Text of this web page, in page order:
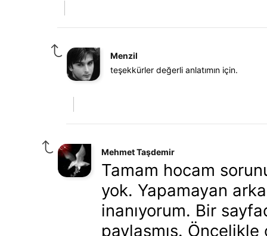
Menzil
teşekkürler değerli anlatımın için.
Mehmet Taşdemir
Tamam hocam
yok. Yapamayan
inanıyorum. Bir
paylaşmış. Öncelikle